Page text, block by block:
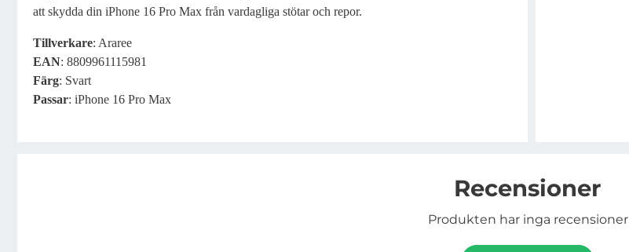
att skydda din iPhone 16 Pro Max från vardagliga stötar och repor.
Tillverkare: Araree
EAN: 8809961115981
Färg: Svart
Passar: iPhone 16 Pro Max
Recensioner
Produkten har inga recensioner